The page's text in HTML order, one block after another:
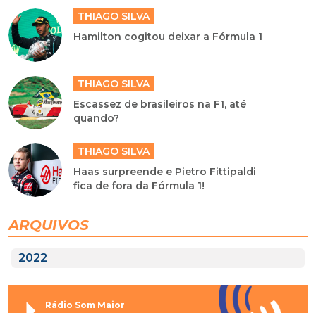
THIAGO SILVA
Hamilton cogitou deixar a Fórmula 1
THIAGO SILVA
Escassez de brasileiros na F1, até
quando?
THIAGO SILVA
Haas surpreende e Pietro Fittipaldi
fica de fora da Fórmula 1!
ARQUIVOS
2022
Rádio Som Maior